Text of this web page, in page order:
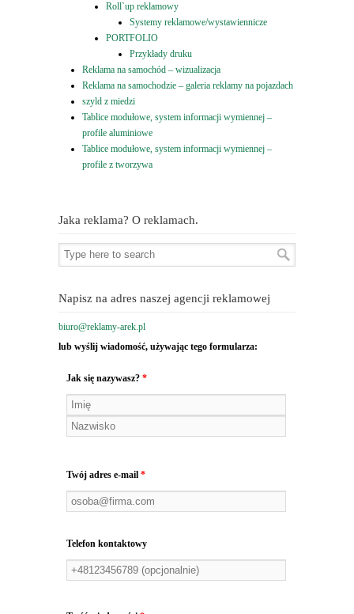
Roll`up reklamowy
Systemy reklamowe/wystawiennicze
PORTFOLIO
Przykłady druku
Reklama na samochód – wizualizacja
Reklama na samochodzie – galeria reklamy na pojazdach
szyld z miedzi
Tablice modułowe, system informacji wymiennej –
profile aluminiowe
Tablice modułowe, system informacji wymiennej –
profile z tworzywa
Jaka reklama? O reklamach.
Napisz na adres naszej agencji reklamowej
biuro@reklamy-arek.pl
lub wyślij wiadomość, używając tego formularza:
Jak się nazywasz? *
Twój adres e-mail *
Telefon kontaktowy